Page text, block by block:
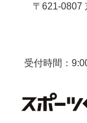
〒621-0807
受付時間：